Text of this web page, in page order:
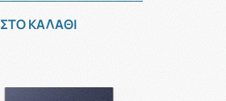
ΣΤΟ ΚΑΛΑΘΙ